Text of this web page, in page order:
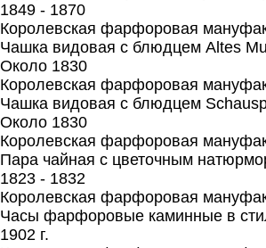
1849 - 1870
Королевская фарфоровая
Чашка видовая с блюдцем Altes
Около 1830
Королевская фарфоровая
Чашка видовая с блюдцем
Около 1830
Королевская фарфоровая
Пара чайная с цветочным
1823 - 1832
Королевская фарфоровая
Часы фарфоровые каминные в
1902 г.